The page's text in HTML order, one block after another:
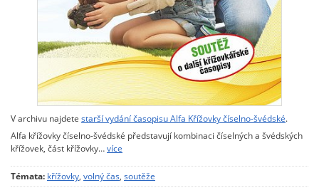
V archivu najdete starší vydání časopisu Alfa Křížovky číselno-švédské.
Alfa křížovky číselno-švédské představují kombinaci číselných a švédských
křížovek, část křížovky…více
Témata: křížovky, volný čas, soutěže